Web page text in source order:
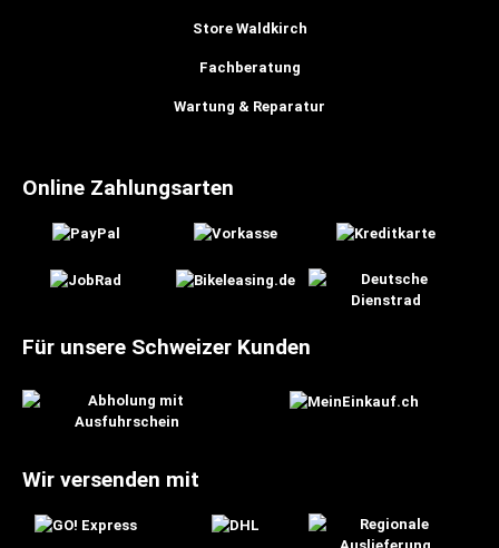
Store Waldkirch
Fachberatung
Wartung & Reparatur
Online Zahlungsarten
Für unsere Schweizer Kunden
Wir versenden mit